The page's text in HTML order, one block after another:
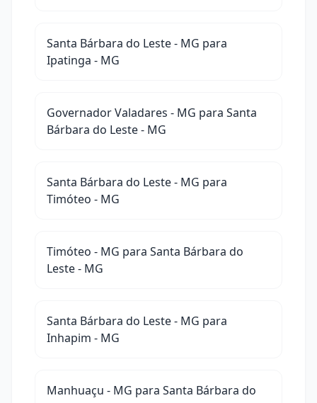
Santa Bárbara do Leste - MG para
Ipatinga - MG
Governador Valadares - MG para Santa
Bárbara do Leste - MG
Santa Bárbara do Leste - MG para
Timóteo - MG
Timóteo - MG para Santa Bárbara do
Leste - MG
Santa Bárbara do Leste - MG para
Inhapim - MG
Manhuaçu - MG para Santa Bárbara do